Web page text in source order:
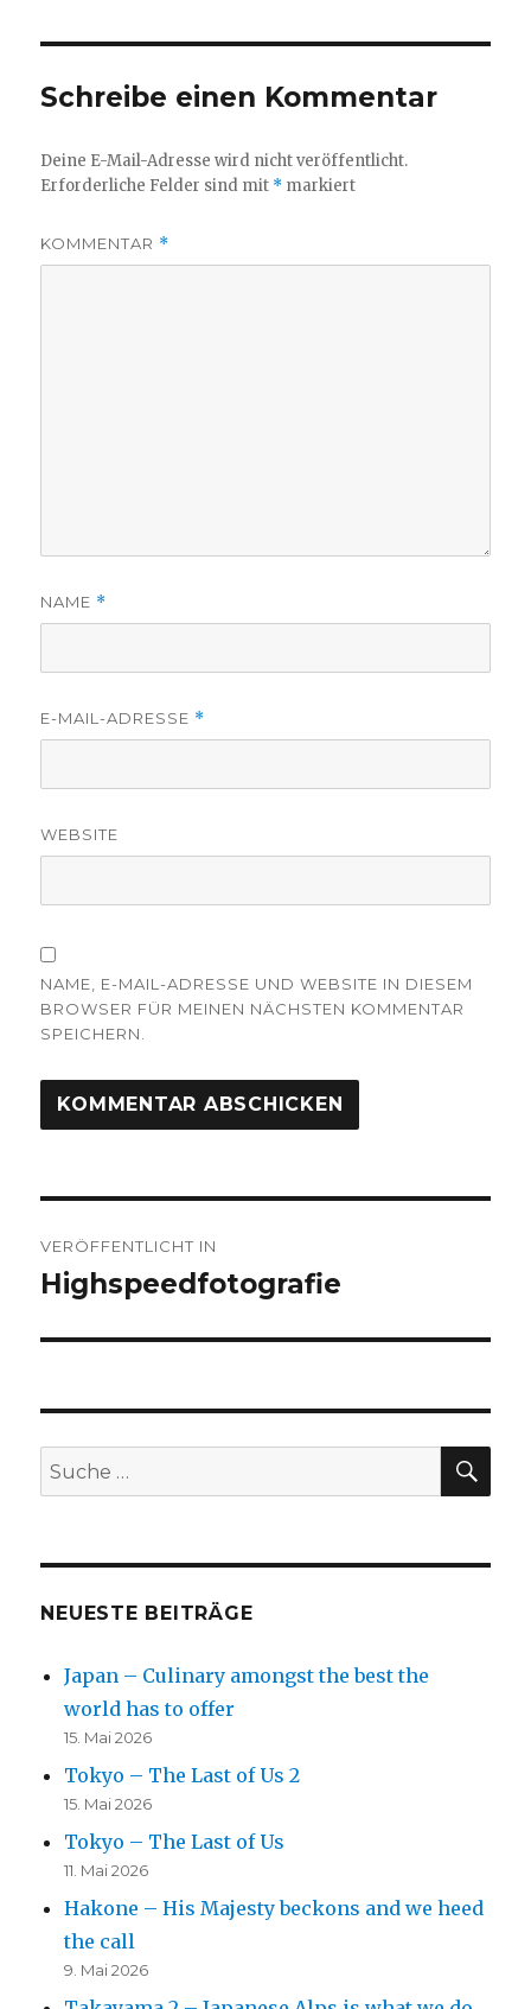
Schreibe einen Kommentar
Deine E-Mail-Adresse wird nicht veröffentlicht.
Erforderliche Felder sind mit * markiert
KOMMENTAR *
NAME *
E-MAIL-ADRESSE *
WEBSITE
NAME, E-MAIL-ADRESSE UND WEBSITE IN DIESEM
BROWSER FÜR MEINEN NÄCHSTEN KOMMENTAR
SPEICHERN.
VERÖFFENTLICHT IN
Highspeedfotografie
Suche
nach:
NEUESTE BEITRÄGE
Japan – Culinary amongst the best the
world has to offer
15. Mai 2026
Tokyo – The Last of Us 2
15. Mai 2026
Tokyo – The Last of Us
11. Mai 2026
Hakone – His Majesty beckons and we heed
the call
9. Mai 2026